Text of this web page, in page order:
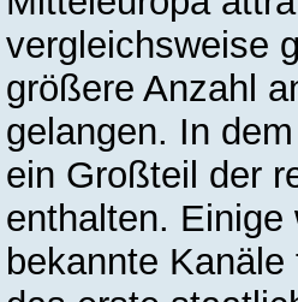
vergleichsweise
größere Anzahl
gelangen. In
ein Großteil der
enthalten.
bekannte